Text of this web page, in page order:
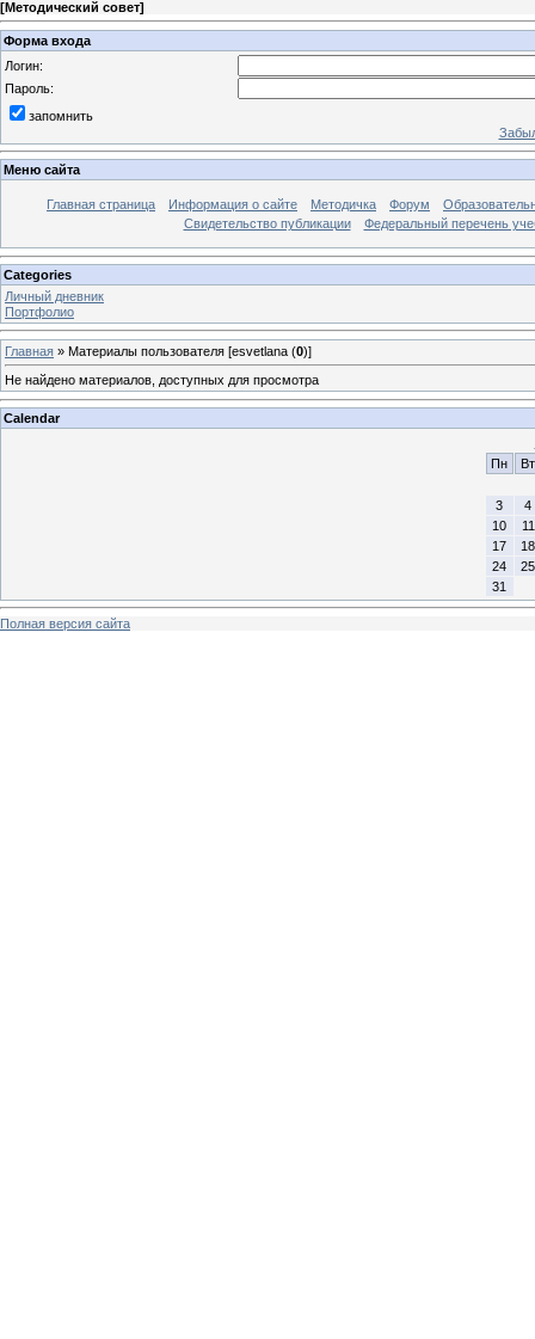
[Методический совет]
Форма входа
Логин:
Пароль:
запомнить
Меню сайта
Главная страница Информация о сайте Методичка Форум
Свидетельство публикации
Федеральный перечень
Categories
Личный дневник
Портфолио
Главная » Материалы пользователя [esvetlana (0)]
Не найдено материалов, доступных для просмотра
Calendar
Пн
Вт
3
4
10
11
17
18
24
25
31
Полная версия сайта